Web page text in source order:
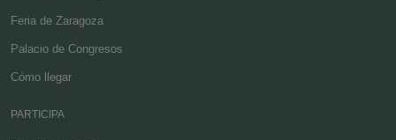
Feria de Zaragoza
Palacio de Congresos
Cómo llegar
PARTICIPA